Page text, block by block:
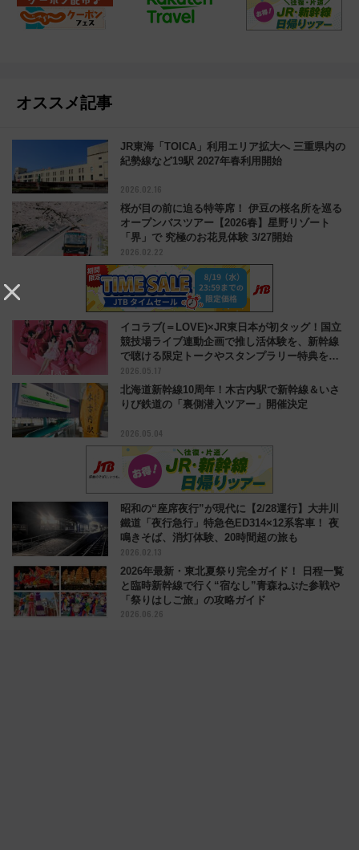
オススメ記事
JR東海「TOICA」利用エリア拡大へ 三重県内の
紀勢線など19駅 2027年春利用開始
2026.02.16
桜が目の前に迫る特等席！ 伊豆の桜名所を巡る
オープンバスツアー【2026春】星野リゾート
「界」で 究極のお花見体験 3/27開始
2026.02.22
イコラブ(＝LOVE)×JR東日本が初タッグ！国立
競技場ライブ連動企画で推し活体験を、新幹線
で聴ける限定トークやスタンプラリー特典を解
説
2026.05.17
北海道新幹線10周年！木古内駅で新幹線＆いさ
りび鉄道の「裏側潜入ツアー」開催決定
2026.05.04
昭和の“座席夜行”が現代に【2/28運行】大井川
鐵道「夜行急行」特急色ED314×12系客車！ 夜
鳴きそば、消灯体験、20時間超の旅も
2026.02.13
2026年最新・東北夏祭り完全ガイド！ 日程一覧
と臨時新幹線で行く“宿なし”青森ねぶた参戦や
「祭りはしご旅」の攻略ガイド
2026.06.26